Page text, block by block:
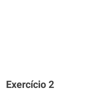
Exercício 2